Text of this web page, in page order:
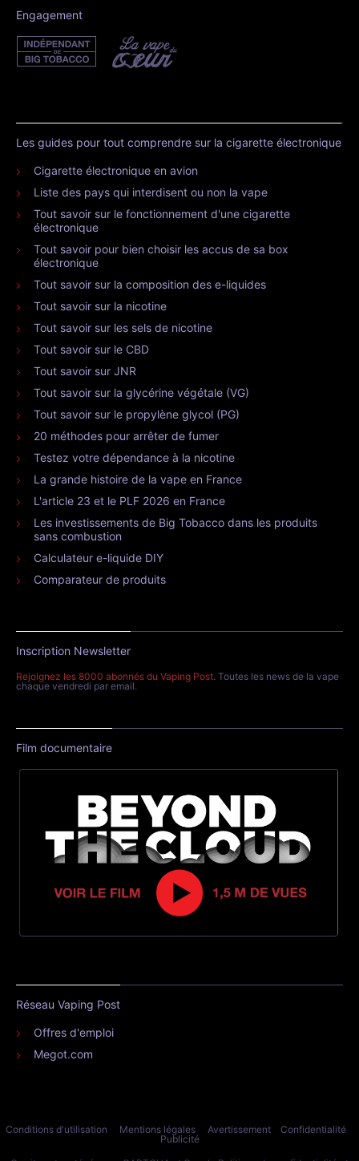
Engagement
Les guides pour tout comprendre sur la cigarette électronique
Cigarette électronique en avion
Liste des pays qui interdisent ou non la vape
Tout savoir sur le fonctionnement d'une cigarette
électronique
Tout savoir pour bien choisir les accus de sa box
électronique
Tout savoir sur la composition des e-liquides
Tout savoir sur la nicotine
Tout savoir sur les sels de nicotine
Tout savoir sur le CBD
Tout savoir sur JNR
Tout savoir sur la glycérine végétale (VG)
Tout savoir sur le propylène glycol (PG)
20 méthodes pour arrêter de fumer
Testez votre dépendance à la nicotine
La grande histoire de la vape en France
L'article 23 et le PLF 2026 en France
Les investissements de Big Tobacco dans les produits
sans combustion
Calculateur e-liquide DIY
Comparateur de produits
Inscription Newsletter
Rejoignez les 8000 abonnés du Vaping Post. Toutes les news de la vape
chaque vendredi par email.
Film documentaire
Réseau Vaping Post
Offres d'emploi
Megot.com
Conditions d'utilisation Mentions légales Avertissement
Confidentialité
Publicité